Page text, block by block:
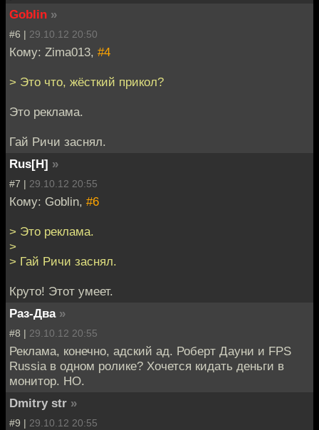
Goblin »
#6 | 29.10.12 20:50
Кому: Zima013, #4
> Это что, жёсткий прикол?
Это реклама.
Гай Ричи заснял.
Rus[H] »
#7 | 29.10.12 20:55
Кому: Goblin, #6
> Это реклама.
>
> Гай Ричи заснял.
Круто! Этот умеет.
Раз-Два »
#8 | 29.10.12 20:55
Реклама, конечно, адский ад. Роберт Дауни и FPS
Russia в одном ролике? Хочется кидать деньги в
монитор. НО.
Dmitry str »
#9 | 29.10.12 20:55